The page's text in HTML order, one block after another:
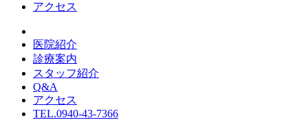
アクセス
医院紹介
診療案内
スタッフ紹介
Q&A
アクセス
TEL.0940-43-7366